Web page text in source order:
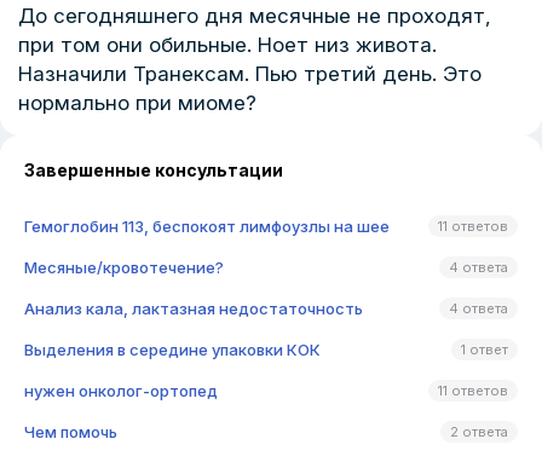
До сегодняшнего дня месячные не проходят,
при том они обильные. Ноет низ живота.
Назначили Транексам. Пью третий день. Это
нормально при миоме?
Завершенные консультации
Гемоглобин 113, беспокоят лимфоузлы на шее 11 ответов
Месяные/кровотечение? 4 ответа
Анализ кала, лактазная недостаточность 4 ответа
Выделения в середине упаковки КОК 1 ответ
нужен онколог-ортопед 11 ответов
Чем помочь 2 ответа